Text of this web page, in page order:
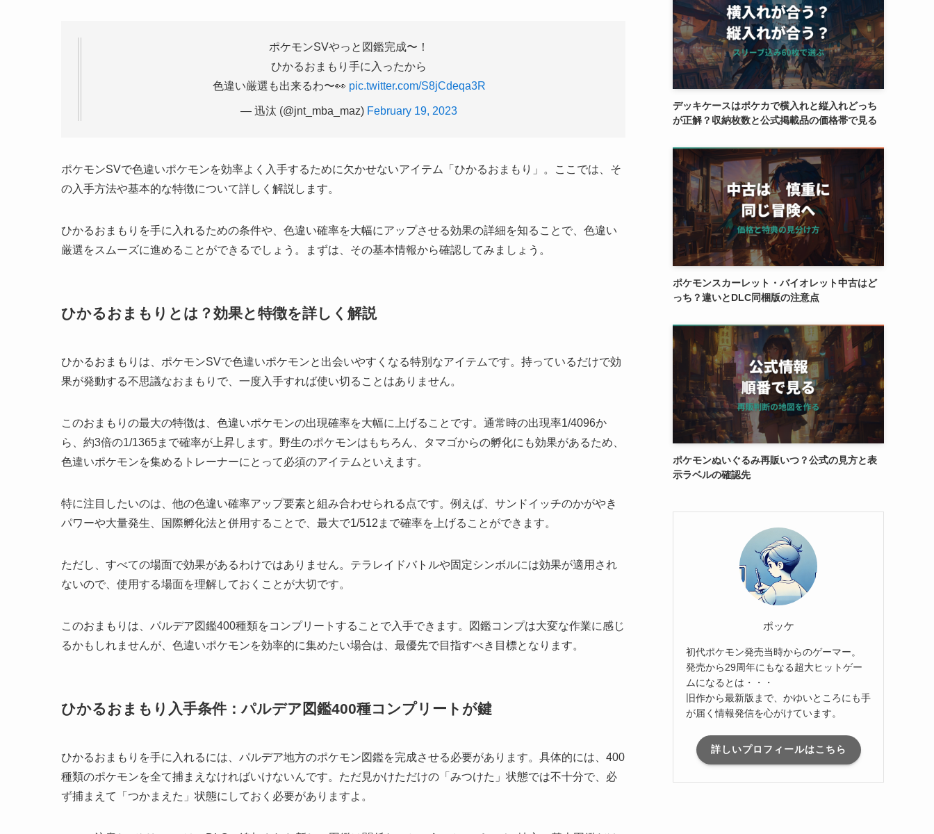
ポケモンSVやっと図鑑完成〜！
ひかるおまもり手に入ったから
色違い厳選も出来るわ〜👀 pic.twitter.com/S8jCdeqa3R
— 迅汰 (@jnt_mba_maz) February 19, 2023
ポケモンSVで色違いポケモンを効率よく入手するために欠かせないアイテム「ひかるおまもり」。ここでは、そ
の入手方法や基本的な特徴について詳しく解説します。
ひかるおまもりを手に入れるための条件や、色違い確率を大幅にアップさせる効果の詳細を知ることで、色違い
厳選をスムーズに進めることができるでしょう。まずは、その基本情報から確認してみましょう。
ひかるおまもりとは？効果と特徴を詳しく解説
ひかるおまもりは、ポケモンSVで色違いポケモンと出会いやすくなる特別なアイテムです。持っているだけで効
果が発動する不思議なおまもりで、一度入手すれば使い切ることはありません。
このおまもりの最大の特徴は、色違いポケモンの出現確率を大幅に上げることです。通常時の出現率1/4096か
ら、約3倍の1/1365まで確率が上昇します。野生のポケモンはもちろん、タマゴからの孵化にも効果があるため、
色違いポケモンを集めるトレーナーにとって必須のアイテムといえます。
特に注目したいのは、他の色違い確率アップ要素と組み合わせられる点です。例えば、サンドイッチのかがやき
パワーや大量発生、国際孵化法と併用することで、最大で1/512まで確率を上げることができます。
ただし、すべての場面で効果があるわけではありません。テラレイドバトルや固定シンボルには効果が適用され
ないので、使用する場面を理解しておくことが大切です。
このおまもりは、パルデア図鑑400種類をコンプリートすることで入手できます。図鑑コンプは大変な作業に感じ
るかもしれませんが、色違いポケモンを効率的に集めたい場合は、最優先で目指すべき目標となります。
ひかるおまもり入手条件：パルデア図鑑400種コンプリートが鍵
ひかるおまもりを手に入れるには、パルデア地方のポケモン図鑑を完成させる必要があります。具体的には、400
種類のポケモンを全て捕まえなければいけないんです。ただ見かけただけの「みつけた」状態では不十分で、必
ず捕まえて「つかまえた」状態にしておく必要がありますよ。
デッキケースはポケカで横入れと縦入れどっち
が正解？収納枚数と公式掲載品の価格帯で見る
ポケモンスカーレット・バイオレット中古はど
っち？違いとDLC同梱版の注意点
ポケモンぬいぐるみ再販いつ？公式の見方と表
示ラベルの確認先
ポッケ
初代ポケモン発売当時からのゲーマー。
発売から29周年にもなる超大ヒットゲー
ムになるとは・・・
旧作から最新版まで、かゆいところにも手
が届く情報発信を心がけています。
詳しいプロフィールはこちら